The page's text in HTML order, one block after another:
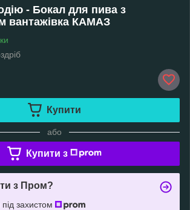
- Бокал для пива з
вантажівка КАМАЗ
Купити
або
Купити з
з Пром?
захистом